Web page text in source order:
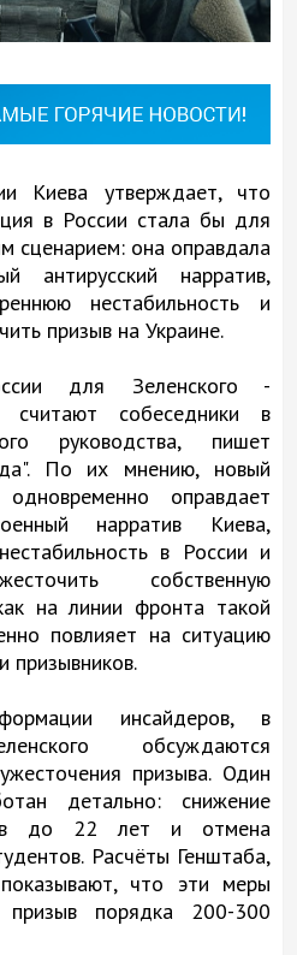
Киева утверждает, что
в России стала бы для
сценарием: она оправдала
антирусский нарратив,
нестабильность и
призыв на Украине.
для Зеленского -
считают собеседники в
руководства, пишет
По их мнению, новый
оправдает
нарратив Киева,
в России и
собственную
на линии фронта такой
повлияет на ситуацию
призывников.
инсайдеров, в
обсуждаются
призыва. Один
детально: снижение
до 22 лет и отмена
Расчёты Генштаба,
что эти меры
призыв порядка 200-300